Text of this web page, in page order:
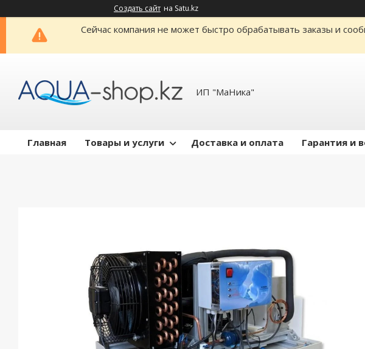
Создать сайт на Satu.kz
Сейчас компания не может быстро обрабатывать заказы и
ИП "МаНика"
Главная Товары и услуги Доставка и оплата Гарантия и